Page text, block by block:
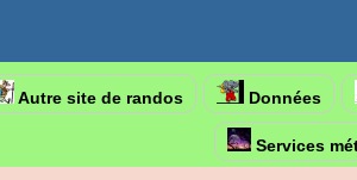
Autre site de randos Données
Services